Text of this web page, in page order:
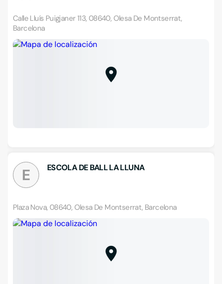
Calle Lluís Puigjaner 113, 08640, Olesa De Montserrat,
Barcelona
E ESCOLA DE BALL LA LLUNA
Plaza Nova, 08640, Olesa De Montserrat, Barcelona